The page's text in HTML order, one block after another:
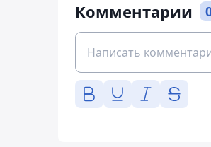
Комментарии